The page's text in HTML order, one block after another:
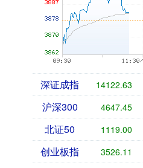
深证成指 14122.63
沪深300 4647.45
北证50 1119.00
创业板指 3526.11